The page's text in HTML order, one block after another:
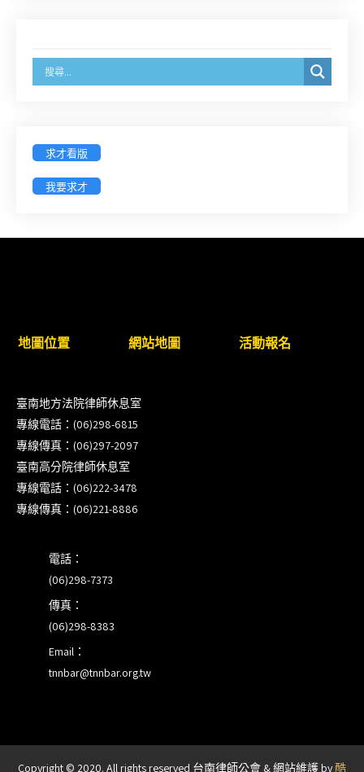
戳為憑)】
新竹律師公會8/21(五)舉辦「AI職場應用」進修課程
壇｣
訓課程（雲嘉南場）錄取通知已發送
本會訂於115年8月15日(六)上午舉辦「使用AI如何幫
助整理資訊?談法律工作中的應用與風險」課程(8/7
前報名，實體+線上併行)
求才看版
我要求才
地圖位置 網站地圖 活動報名
臺南地方法院律師休息室
專線電話：(06)298-6815
專線傳真：(06)297-2097
臺南高分院律師休息室
專線電話：(06)222-3478
專線傳真：(06)221-8886
電話：
(06)298-7373
傳真：
(06)298-8383
Email：
tnnbar@tnnbar.org.tw
Copyright © 2020. All rights reserved 台南律師公會 & 網站維護 by酷